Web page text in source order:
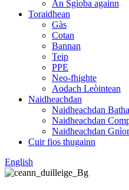
An Sgioba againn
Toraidhean
Gàs
Cotan
Bannan
Teip
PPE
Neo-fhighte
Aodach Leòintean
Naidheachdan
Naidheachdan
Naidheachdan
Naidheachdan
Cuir fios thugainn
English